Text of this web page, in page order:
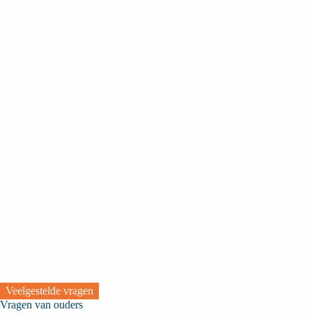
Veelgestelde vragen
Vragen van ouders